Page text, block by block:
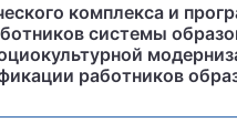
комплекса и
системы
работников